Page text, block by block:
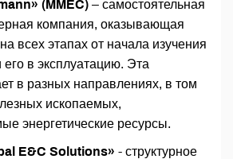
(MMEC) – самостоятельная
компания, оказывающая
всех этапах от начала изучения
его в эксплуатацию. Эта
в разных направлениях, в том
ископаемых,
энергетические ресурсы.
E&C Solutions» - структурное